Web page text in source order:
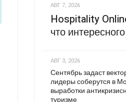
АВГ 7, 2026
Hospitality
что
АВГ 3, 2026
Сентябрь задаст
лидеры соберутся в
выработки
туризме